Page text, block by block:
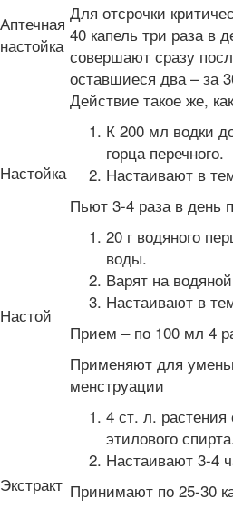
Аптечная
настойка
Для отсрочки
40 капель три раза в
совершают сразу
оставшиеся два – за
Действие такое же,
Настойка
К 200 мл водки
горца перечного.
Настаивают в
Пьют 3-4 раза в день
Настой
20 г водяного
воды.
Варят на
Настаивают в
Прием – по 100 мл 4
Применяют для
менструации
Экстракт
4 ст. л.
этилового
Настаивают 3-4
Принимают по 25-30